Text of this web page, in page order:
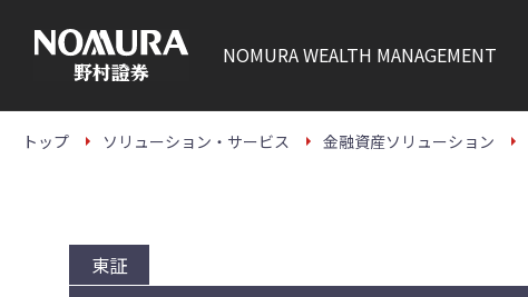
本
NOMURAWEALTH MANAGEMENT
トップ ソリューション・サービス 金融資産ソリューション
東証